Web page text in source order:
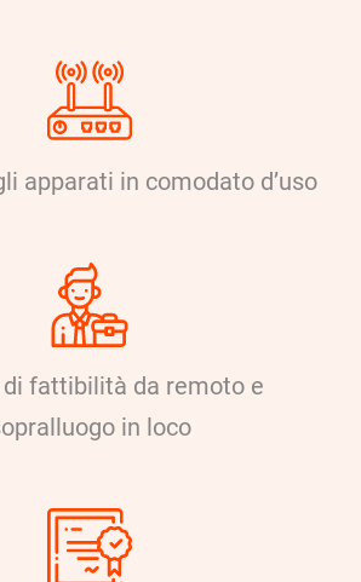
apparati in comodato d’uso
fattibilità da remoto e
in loco